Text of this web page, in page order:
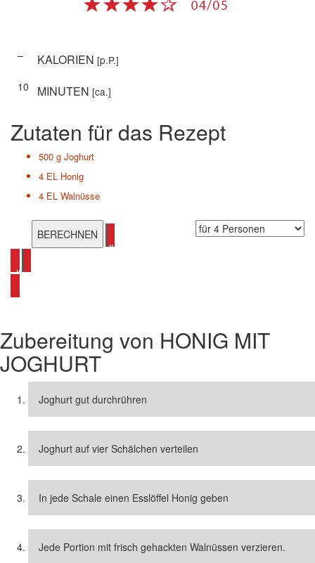
– KALORIEN [p.P.]
10
MINUTEN [ca.]
Zutaten für das Rezept
500 g Joghurt
4 EL Honig
4 EL Walnüsse
alle Honig Rezepte ansehen
alle Joghurt Rezepte ansehen
Zubereitung von HONIG MIT
JOGHURT
Joghurt gut durchrühren
Joghurt auf vier Schälchen verteilen
In jede Schale einen Esslöffel Honig geben
Jede Portion mit frisch gehackten Walnüssen verzieren.